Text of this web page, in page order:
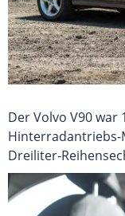
Der Volvo V90
Hinterradantriebs-
Dreiliter-